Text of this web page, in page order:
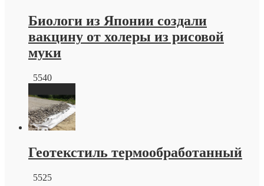
Биологи из Японии создали
вакцину от холеры из рисовой
муки
5540
Геотекстиль термообработанный
5525